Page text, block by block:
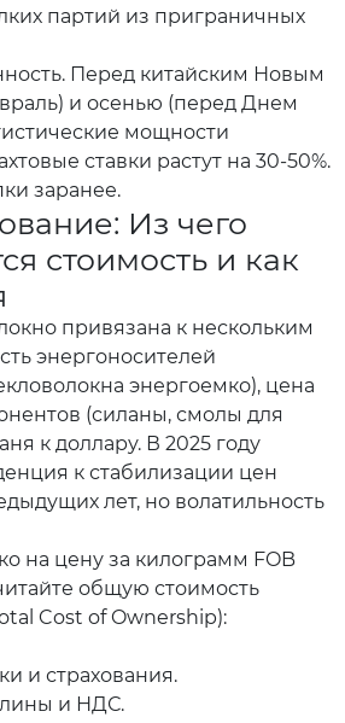
партий из приграничных
Перед китайским Новым
и осенью (перед Днем
мощности
ставки растут на 30-50%.
заранее.
Из чего
стоимость и как
привязана к нескольким
энергоносителей
энергоемко), цена
(силаны, смолы для
к доллару. В 2025 году
к стабилизации цен
лет, но волатильность
на цену за килограмм FOB
общую стоимость
Cost of Ownership):
и страхования.
и НДС.